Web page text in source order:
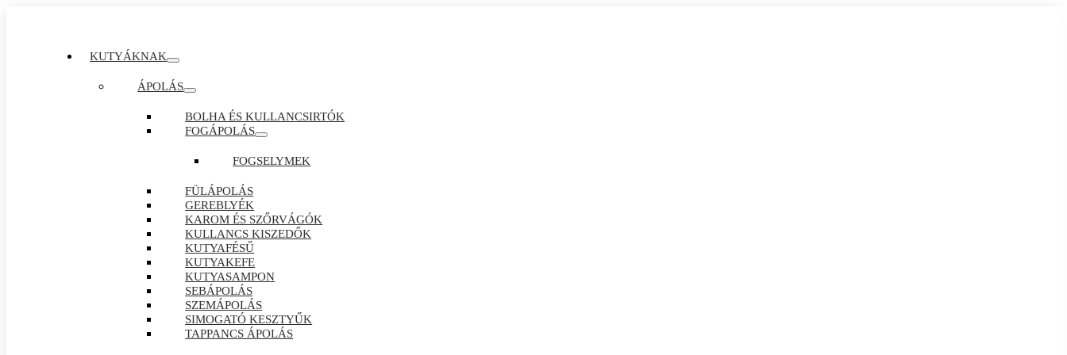
KUTYÁKNAK
ÁPOLÁS
BOLHA ÉS KULLANCSIRTÓK
FOGÁPOLÁS
FOGSELYMEK
FÜLÁPOLÁS
GEREBLYÉK
KAROM ÉS SZŐRVÁGÓK
KULLANCS KISZEDŐK
KUTYAFÉSŰ
KUTYAKEFE
KUTYASAMPON
SEBÁPOLÁS
SZEMÁPOLÁS
SIMOGATÓ KESZTYŰK
TAPPANCS ÁPOLÁS